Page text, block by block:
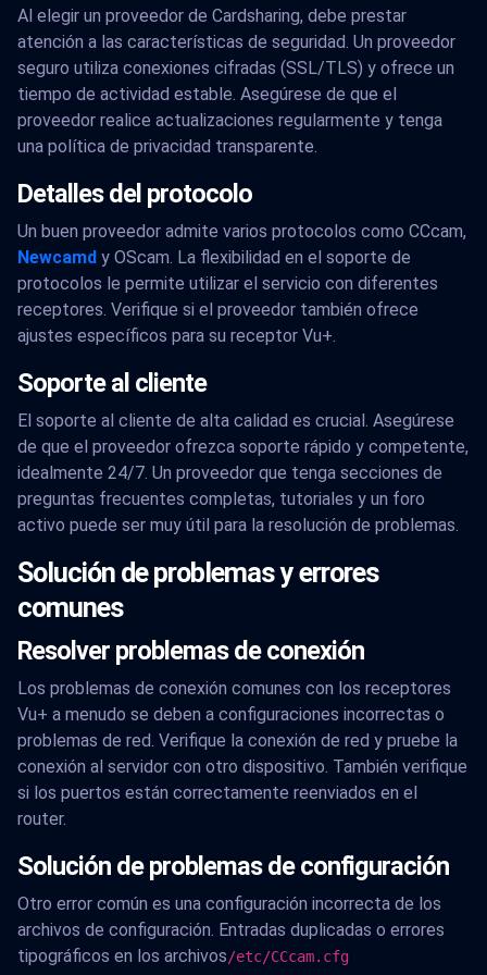
Al elegir un proveedor de Cardsharing, debe prestar
atención a las características de seguridad. Un proveedor
seguro utiliza conexiones cifradas (SSL/TLS) y ofrece un
tiempo de actividad estable. Asegúrese de que el
proveedor realice actualizaciones regularmente y tenga
una política de privacidad transparente.
Detalles del protocolo
Un buen proveedor admite varios protocolos como CCcam,
Newcamd y OScam. La flexibilidad en el soporte de
protocolos le permite utilizar el servicio con diferentes
receptores. Verifique si el proveedor también ofrece
ajustes específicos para su receptor Vu+.
Soporte al cliente
El soporte al cliente de alta calidad es crucial. Asegúrese
de que el proveedor ofrezca soporte rápido y competente,
idealmente 24/7. Un proveedor que tenga secciones de
preguntas frecuentes completas, tutoriales y un foro
activo puede ser muy útil para la resolución de problemas.
Solución de problemas y errores
comunes
Resolver problemas de conexión
Los problemas de conexión comunes con los receptores
Vu+ a menudo se deben a configuraciones incorrectas o
problemas de red. Verifique la conexión de red y pruebe la
conexión al servidor con otro dispositivo. También verifique
si los puertos están correctamente reenviados en el
router.
Solución de problemas de configuración
Otro error común es una configuración incorrecta de los
archivos de configuración. Entradas duplicadas o errores
tipográficos en los archivos/etc/CCcam.cfg